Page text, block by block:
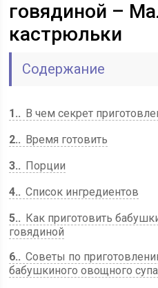
говядиной –
кастрюльки
Содержание
1.
В чем секрет
2.
Время готовить
3.
Порции
4.
Список ингредиентов
5.
Как приготовить
говядиной
6.
Советы по
бабушкиного овощного